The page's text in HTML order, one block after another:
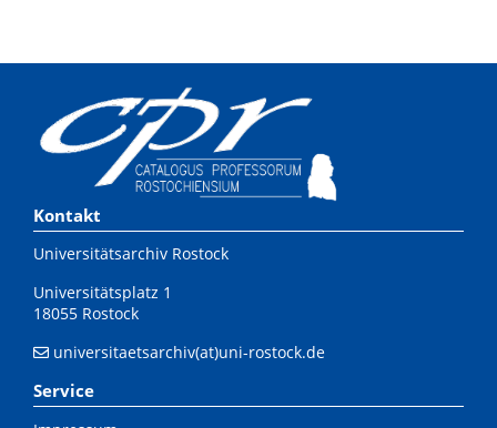
Kontakt
Universitätsarchiv Rostock
Universitätsplatz 1
18055 Rostock
universitaetsarchiv(at)uni-rostock.de
Service